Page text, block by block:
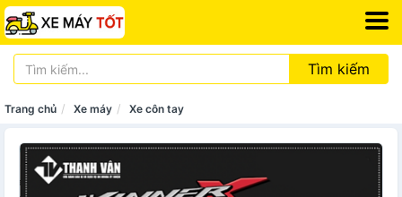
Tìm kiếm
Trang chủ Xe máy Xe côn tay